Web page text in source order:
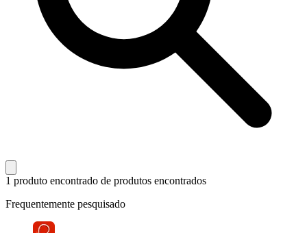
1 produto encontrado de produtos encontrados
Frequentemente pesquisado